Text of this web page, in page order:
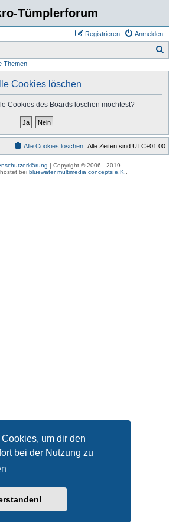
um dir den
bei der Nutzung zu
Tümplerforum
Anmelden
Registrieren
Themen
Cookies löschen
Cookies des Boards löschen möchtest?
Alle Zeiten sind UTC+01:00
Alle Cookies löschen
| Copyright © 2006 - 2019
bei bluewater multimedia concepts e.K.